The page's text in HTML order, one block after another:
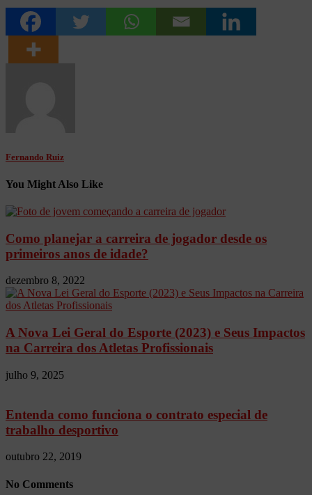
Fernando Ruiz
You Might Also Like
Como planejar a carreira de jogador desde os
primeiros anos de idade?
dezembro 8, 2022
A Nova Lei Geral do Esporte (2023) e Seus Impactos
na Carreira dos Atletas Profissionais
julho 9, 2025
Entenda como funciona o contrato especial de
trabalho desportivo
outubro 22, 2019
No Comments